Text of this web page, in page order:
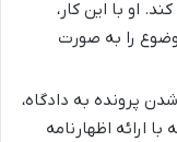
او با این کار،
را به صورت
پرونده به دادگاه،
ارائه اظهارنامه